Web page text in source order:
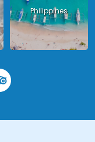
Philippines